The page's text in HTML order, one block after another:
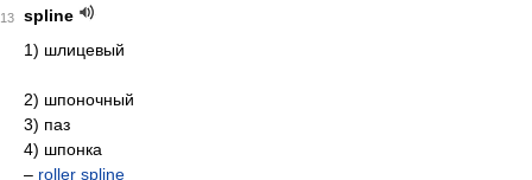
13
spline
1) шлицевый
2) шпоночный
3) паз
4) шпонка
– roller spline